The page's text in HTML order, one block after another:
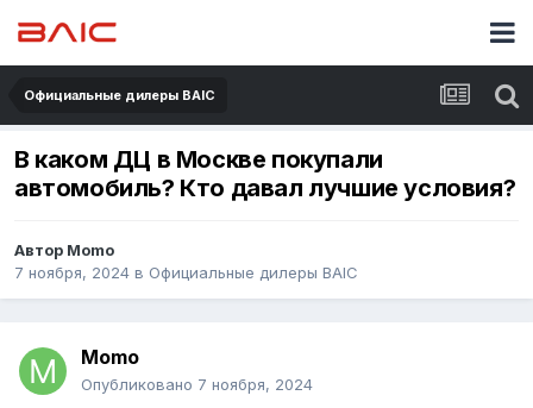
Официальные дилеры BAIC
В каком ДЦ в Москве покупали
автомобиль? Кто давал лучшие условия?
Автор Momo
7 ноября, 2024 в Официальные дилеры BAIC
Momo
Опубликовано 7 ноября, 2024